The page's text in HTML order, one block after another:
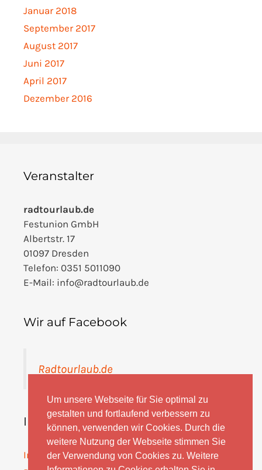
Um unsere Webseite für Sie optimal zu
gestalten und fortlaufend verbessern zu
können, verwenden wir Cookies. Durch die
weitere Nutzung der Webseite stimmen Sie
der Verwendung von Cookies zu. Weitere
Januar 2018
September 2017
August 2017
Juni 2017
April 2017
Dezember 2016
Veranstalter
radtourlaub.de
Festunion GmbH
Albertstr. 17
01097 Dresden
Telefon: 0351 5011090
E-Mail: info@radtourlaub.de
Wir auf Facebook
Radtourlaub.de
Informationen
Impressum